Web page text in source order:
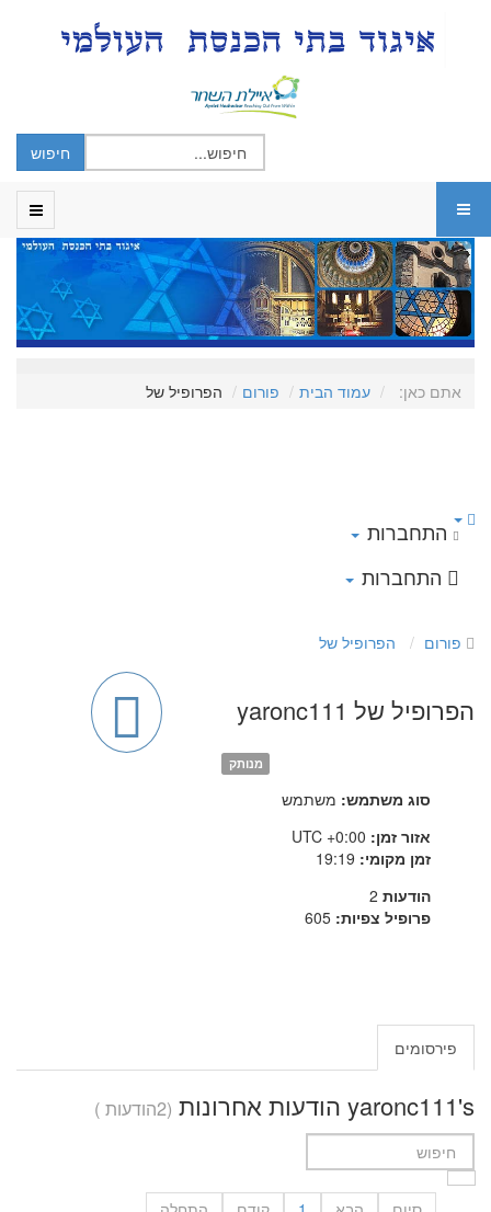
אתם כאן: עמוד הבית פורום הפרופיל של
התחברות
התחברות
פורום הפרופיל של
הפרופיל של yaronc111
מנותק
סוג משתמש: משתמש
אזור זמן: UTC +0:00
זמן מקומי: 19:19
הודעות 2
פרופיל צפיות: 605
פירסומים
yaronc111's הודעות אחרונות (2הודעות )